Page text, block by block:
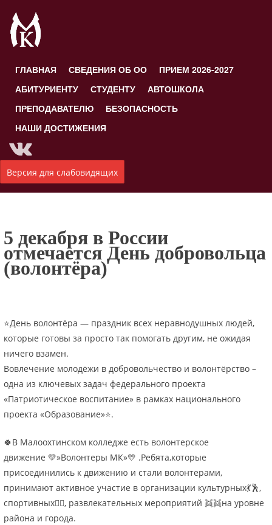
ГЛАВНАЯ СВЕДЕНИЯ ОБ ОО
ПРИЕМ 2026-2027
АБИТУРИЕНТУ
СТУДЕНТУ
АВТОШКОЛА
ПРЕПОДАВАТЕЛЮ
БЕЗОПАСНОСТЬ
НАШИ ДОСТИЖЕНИЯ
Версия для слабовидящих
5 декабря в России
отмечается День добровольца
(волонтёра)
⭐День волонтёра — праздник всех неравнодушных людей,
которые готовы за просто так помогать другим, не ожидая
ничего взамен.
Вовлечение молодёжи в добровольчество и волонтёрство –
одна из ключевых задач федерального проекта
«Патриотическое воспитание» в рамках национального
проекта «Образование»⭐.
🍀В Малоохтинском колледже есть волонтерское
движение 💛»Волонтеры МК»💛 .Ребята,которые
присоединились к движению и стали волонтерами,
принимают активное участие в организации культурных💃🕺,
спортивных⛹‍🤽‍, развлекательных мероприятий 👯‍👯‍на уровне
района и города.